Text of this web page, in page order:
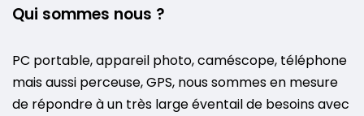
Qui sommes nous ?
PC portable, appareil photo, caméscope, téléphone
mais aussi perceuse, GPS, nous sommes en mesure
de répondre à un très large éventail de besoins avec